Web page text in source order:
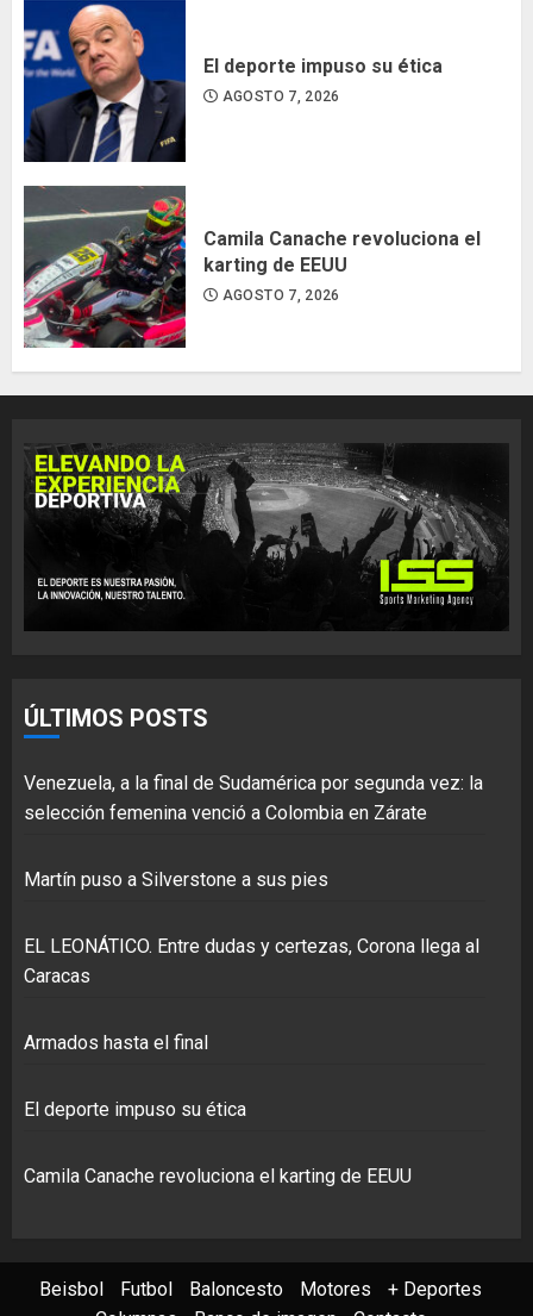
El deporte impuso su ética
AGOSTO 7, 2026
Camila Canache revoluciona el
karting de EEUU
AGOSTO 7, 2026
ÚLTIMOS POSTS
Venezuela, a la final de Sudamérica por segunda vez: la
selección femenina venció a Colombia en Zárate
Martín puso a Silverstone a sus pies
EL LEONÁTICO. Entre dudas y certezas, Corona llega al
Caracas
Armados hasta el final
El deporte impuso su ética
Camila Canache revoluciona el karting de EEUU
Beisbol Futbol Baloncesto Motores
+ Deportes